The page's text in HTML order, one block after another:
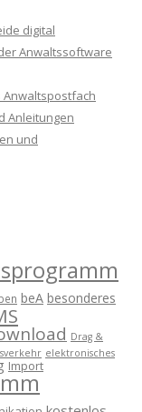
digital
Anwaltssoftware
Anleitungen
und
beA besonderes
Drag &
elektronisches
Import